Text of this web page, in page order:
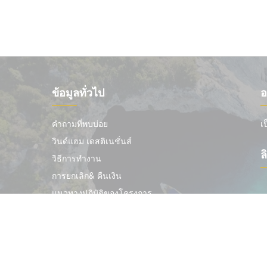
ข้อมูลทั่วไป
คำถามที่พบบ่อย
วินด์แฮม เดสติเนชั่นส์
วิธีการทำงาน
การยกเลิก& คืนเงิน
แนวทางปฏิบัติของโครงการ